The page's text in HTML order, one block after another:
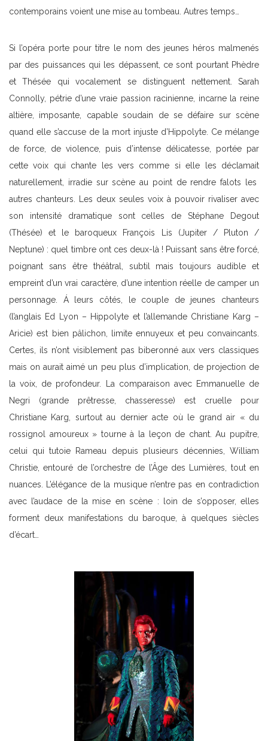
contemporains voient une mise au tombeau. Autres temps…
Si l’opéra porte pour titre le nom des jeunes héros malmenés
par des puissances qui les dépassent, ce sont pourtant Phèdre
et Thésée qui vocalement se distinguent nettement. Sarah
Connolly, pétrie d’une vraie passion racinienne, incarne la reine
altière, imposante, capable soudain de se défaire sur scène
quand elle s’accuse de la mort injuste d’Hippolyte. Ce mélange
de force, de violence, puis d’intense délicatesse, portée par
cette voix qui chante les vers comme si elle les déclamait
naturellement, irradie sur scène au point de rendre falots les
autres chanteurs. Les deux seules voix à pouvoir rivaliser avec
son intensité dramatique sont celles de Stéphane Degout
(Thésée) et le baroqueux François Lis (Jupiter / Pluton /
Neptune) : quel timbre ont ces deux-là ! Puissant sans être forcé,
poignant sans être théâtral, subtil mais toujours audible et
empreint d’un vrai caractère, d’une intention réelle de camper un
personnage. Á leurs côtés, le couple de jeunes chanteurs
(l’anglais Ed Lyon – Hippolyte et l’allemande Christiane Karg –
Aricie) est bien pâlichon, limite ennuyeux et peu convaincants.
Certes, ils n’ont visiblement pas biberonné aux vers classiques
mais on aurait aimé un peu plus d’implication, de projection de
la voix, de profondeur. La comparaison avec Emmanuelle de
Negri (grande prêtresse, chasseresse) est cruelle pour
Christiane Karg, surtout au dernier acte où le grand air « du
rossignol amoureux » tourne à la leçon de chant. Au pupitre,
celui qui tutoie Rameau depuis plusieurs décennies, William
Christie, entouré de l’orchestre de l’Âge des Lumières, tout en
nuances. L’élégance de la musique n’entre pas en contradiction
avec l’audace de la mise en scène : loin de s’opposer, elles
forment deux manifestations du baroque, à quelques siècles
d’écart…